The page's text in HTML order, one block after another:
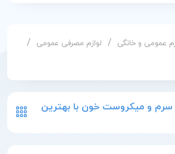
عمومی و خانگی / لوازم مصرفی عمومی /
و میکروست خون با بهترین